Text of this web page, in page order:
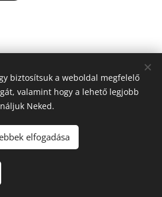
biztosította:
biztosítsuk a weboldal megfelelő
valamint hogy a lehető legjobb
Neked.
elfogadása